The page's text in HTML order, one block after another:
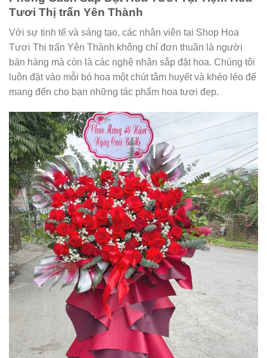
Tươi Thị trấn Yên Thành
Với sự tinh tế và sáng tạo, các nhân viên tại Shop Hoa
Tươi Thị trấn Yên Thành không chỉ đơn thuần là người
bán hàng mà còn là các nghệ nhân sắp đặt hoa. Chúng tôi
luôn đặt vào mỗi bó hoa một chút tâm huyết và khéo léo để
mang đến cho bạn những tác phẩm hoa tươi đẹp.